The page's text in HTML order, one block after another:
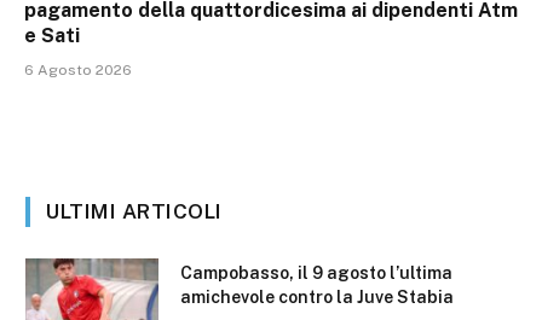
pagamento della quattordicesima ai dipendenti Atm
e Sati
6 Agosto 2026
ULTIMI ARTICOLI
Campobasso, il 9 agosto l’ultima
amichevole contro la Juve Stabia